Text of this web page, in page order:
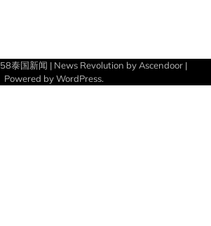
58泰国新闻 | News Revolution by Ascendoor|
Powered byWordPress.